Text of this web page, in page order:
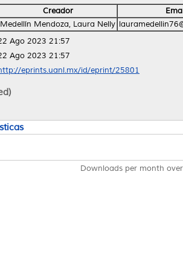
Creador
Medellín Mendoza, Laura Nelly
Ago 2023 21:57
Ago 2023 21:57
eprints.uanl.mx/id/eprint/25801
Downloads per month